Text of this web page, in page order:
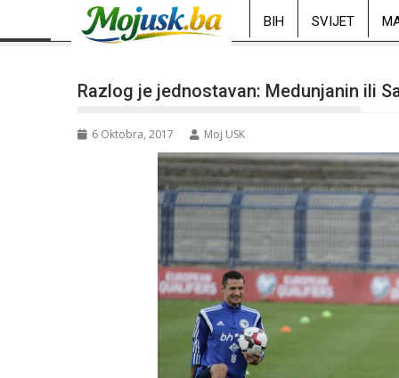
BIH SVIJET
Razlog je jednostavan: Medunjanin ili
6 Oktobra, 2017 Moj USK